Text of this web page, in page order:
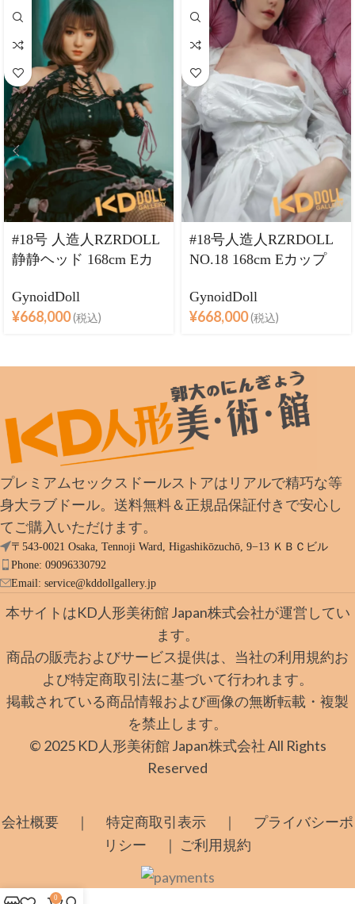
#18号 人造人RZRDOLL
静静ヘッド 168cm Eカ
ン製ラブドール
GynoidDoll
¥668,000(税込)
#18号人造人RZRDOLL
NO.18 168cm Eカップ
ラブドール
GynoidDoll
¥668,000(税込)
プレミアムセックスドールストアはリアルで精巧な等
身大ラブドール。送料無料＆正規品保証付きで安心し
てご購入いただけます。
〒543-0021 Osaka, Tennoji Ward, Higashikōzuchō, 9−13 ＫＢＣビル
Phone: 09096330792
Email: service@kddollgallery.jp
本サイトはKD人形美術館 Japan株式会社が運営してい
ます。
商品の販売およびサービス提供は、当社の利用規約お
よび特定商取引法に基づいて行われます。
掲載されている商品情報および画像の無断転載・複製
を禁止します。
© 2025 KD人形美術館 Japan株式会社 All Rights
Reserved
会社概要 ｜ 特定商取引表示 ｜ プライバシーポ
リシー ｜ ご利用規約
0